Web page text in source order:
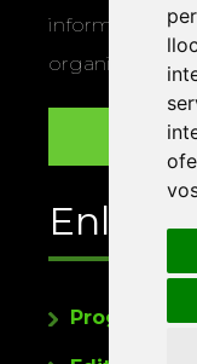
informació
organitza la
Programa